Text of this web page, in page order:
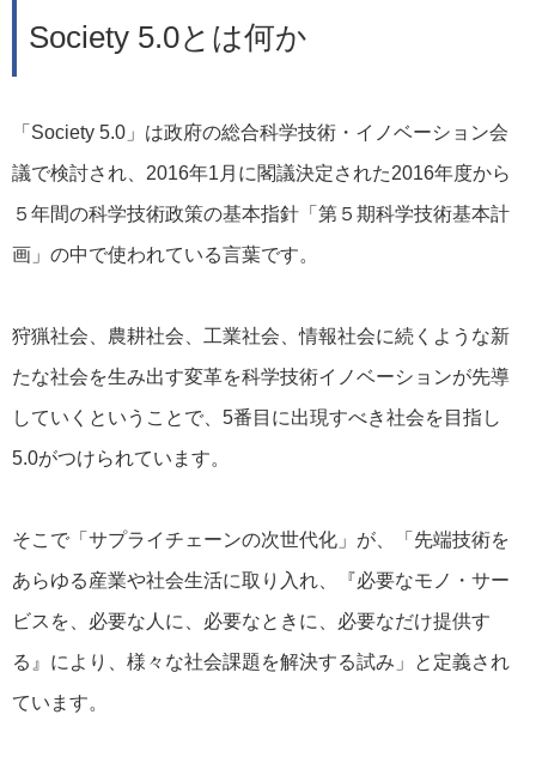
Society 5.0とは何か
「Society 5.0」は政府の総合科学技術・イノベーション会
議で検討され、2016年1月に閣議決定された2016年度から
５年間の科学技術政策の基本指針「第５期科学技術基本計
画」の中で使われている言葉です。
狩猟社会、農耕社会、工業社会、情報社会に続くような新
たな社会を生み出す変革を科学技術イノベーションが先導
していくということで、5番目に出現すべき社会を目指し
5.0がつけられています。
そこで「サプライチェーンの次世代化」が、「先端技術を
あらゆる産業や社会生活に取り入れ、『必要なモノ・サー
ビスを、必要な人に、必要なときに、必要なだけ提供す
る』により、様々な社会課題を解決する試み」と定義され
ています。